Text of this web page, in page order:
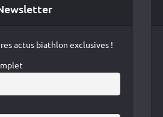
actus biathlon exclusives !